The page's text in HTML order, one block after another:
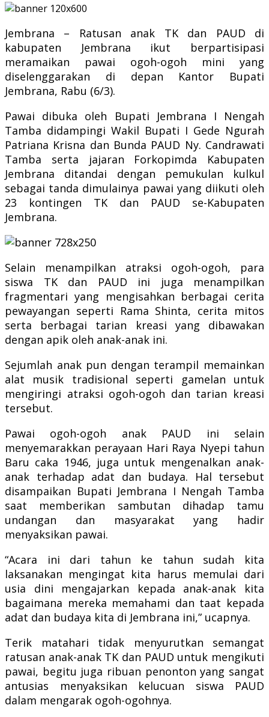
Jembrana – Ratusan anak TK dan PAUD di
kabupaten Jembrana ikut berpartisipasi
meramaikan pawai ogoh-ogoh mini yang
diselenggarakan di depan Kantor Bupati
Jembrana, Rabu (6/3).
Pawai dibuka oleh Bupati Jembrana I Nengah
Tamba didampingi Wakil Bupati I Gede Ngurah
Patriana Krisna dan Bunda PAUD Ny. Candrawati
Tamba serta jajaran Forkopimda Kabupaten
Jembrana ditandai dengan pemukulan kulkul
sebagai tanda dimulainya pawai yang diikuti oleh
23 kontingen TK dan PAUD se-Kabupaten
Jembrana.
Selain menampilkan atraksi ogoh-ogoh, para
siswa TK dan PAUD ini juga menampilkan
fragmentari yang mengisahkan berbagai cerita
pewayangan seperti Rama Shinta, cerita mitos
serta berbagai tarian kreasi yang dibawakan
dengan apik oleh anak-anak ini.
Sejumlah anak pun dengan terampil memainkan
alat musik tradisional seperti gamelan untuk
mengiringi atraksi ogoh-ogoh dan tarian kreasi
tersebut.
Pawai ogoh-ogoh anak PAUD ini selain
menyemarakkan perayaan Hari Raya Nyepi tahun
Baru caka 1946, juga untuk mengenalkan anak-
anak terhadap adat dan budaya. Hal tersebut
disampaikan Bupati Jembrana I Nengah Tamba
saat memberikan sambutan dihadap tamu
undangan dan masyarakat yang hadir
menyaksikan pawai.
“Acara ini dari tahun ke tahun sudah kita
laksanakan mengingat kita harus memulai dari
usia dini mengajarkan kepada anak-anak kita
bagaimana mereka memahami dan taat kepada
adat dan budaya kita di Jembrana ini,” ucapnya.
Terik matahari tidak menyurutkan semangat
ratusan anak-anak TK dan PAUD untuk mengikuti
pawai, begitu juga ribuan penonton yang sangat
antusias menyaksikan kelucuan siswa PAUD
dalam mengarak ogoh-ogohnya.